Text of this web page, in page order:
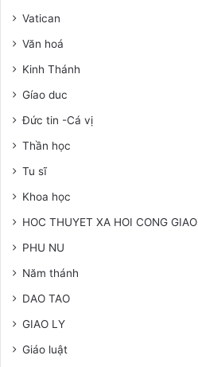
Vatican
Văn hoá
Kinh Thánh
Gíao duc
Đức tin -Cá vị
Thần học
Tu sĩ
Khoa học
HOC THUYET XA HOI CONG GIAO
PHU NU
Năm thánh
DAO TAO
GIAO LY
Giáo luật